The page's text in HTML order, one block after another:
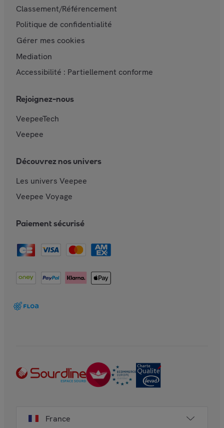
Classement/Référencement
Politique de confidentialité
Gérer mes cookies
Mediation
Accessibilité : Partiellement conforme
Rejoignez-nous
VeepeeTech
Veepee
Découvrez nos univers
Les univers Veepee
Veepee Voyage
Paiement sécurisé
France